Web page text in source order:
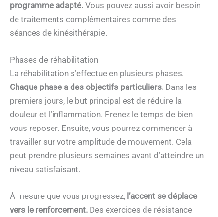
programme adapté. Vous pouvez aussi avoir besoin
de traitements complémentaires comme des
séances de kinésithérapie.
Phases de réhabilitation
La réhabilitation s’effectue en plusieurs phases.
Chaque phase a des objectifs particuliers. Dans les
premiers jours, le but principal est de réduire la
douleur et l’inflammation. Prenez le temps de bien
vous reposer. Ensuite, vous pourrez commencer à
travailler sur votre amplitude de mouvement. Cela
peut prendre plusieurs semaines avant d’atteindre un
niveau satisfaisant.
À mesure que vous progressez, l’accent se déplace
vers le renforcement. Des exercices de résistance